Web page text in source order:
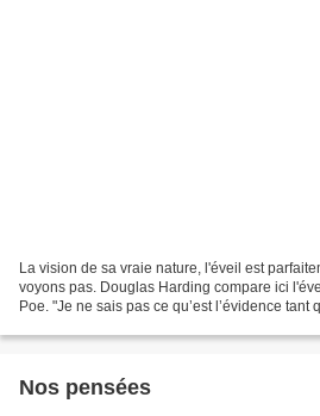
La vision de sa vraie nature, l'éveil est
voyons pas. Douglas Harding compare ici
Poe. "Je ne sais pas ce qu’est l’évidence tant
Nos pensées